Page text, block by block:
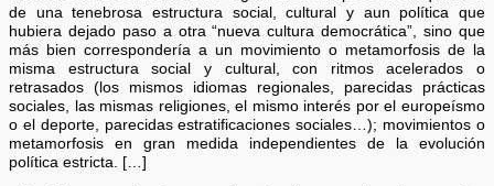
de una tenebrosa estructura social, cultural y aun política que
hubiera dejado paso a otra “nueva cultura democrática”, sino que
más bien correspondería a un movimiento o metamorfosis de la
misma estructura social y cultural, con ritmos acelerados o
retrasados (los mismos idiomas regionales, parecidas prácticas
sociales, las mismas religiones, el mismo interés por el europeísmo
o el deporte, parecidas estratificaciones sociales…); movimientos o
metamorfosis en gran medida independientes de la evolución
política estricta. […]